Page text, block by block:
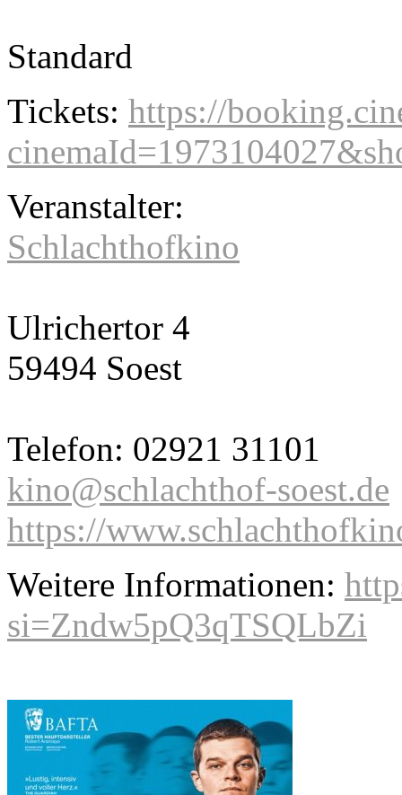
Standard
Tickets: https://
Veranstalter:
Schlachthofkino
Ulrichertor 4
59494 Soest
Telefon: 02921 31101
kino@schlachthof-soest.de
https://
Weitere Informationen:
si=Zndw5pQ3qTSQLbZi